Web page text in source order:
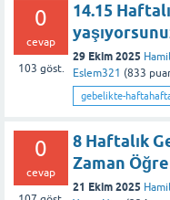
0
cevap
103 göst.
14.15
29 Ekim 2025
Eslem321 (833
gebelikte-
0
cevap
8 Haftalık
Zaman
21 Ekim 2025